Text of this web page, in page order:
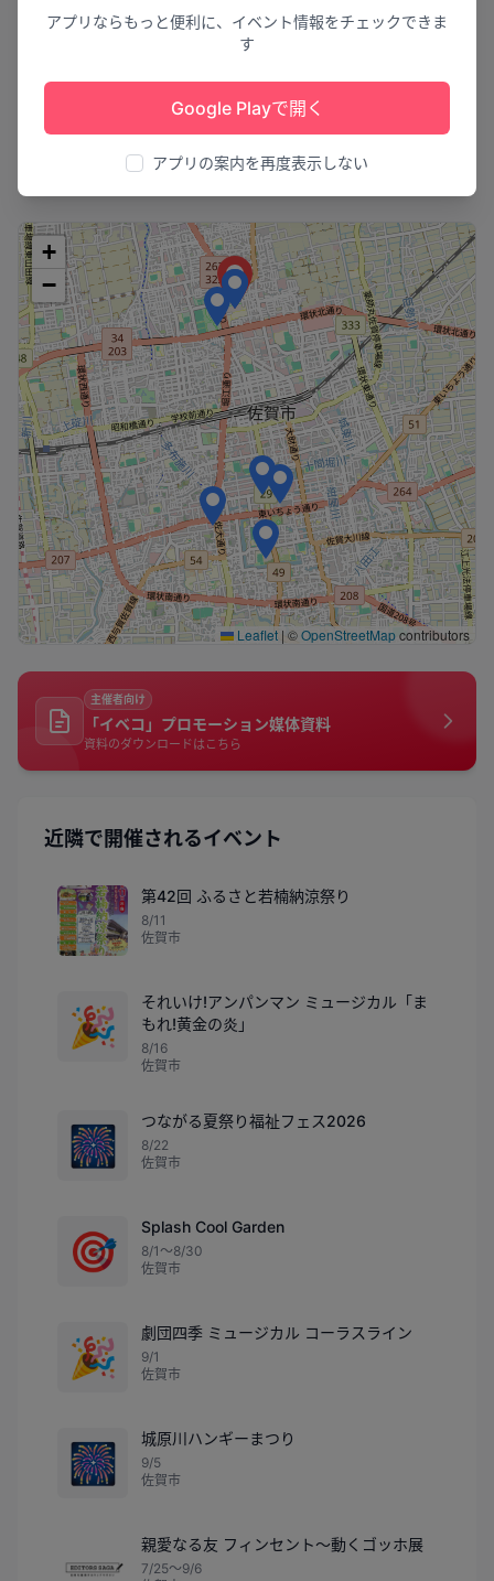
アプリならもっと便利に、イベント情報をチェックできま
す
Google Playで開く
アプリの案内を再度表示しない
～
2
くらなが大蛇山
+
−
Leaflet | ©OpenStreetMapcontributors
主催者向け
「イベコ」プロモーション媒体資料
資料のダウンロードはこちら
近隣で開催されるイベント
第42回 ふるさと若楠納涼祭り
8/11
佐賀市
🎉
それいけ!アンパンマン ミュージカル「ま
もれ!黄金の炎」
8/16
佐賀市
🎆
つながる夏祭り福祉フェス2026
8/22
佐賀市
🎯
Splash Cool Garden
8/1〜8/30
佐賀市
🎉
劇団四季 ミュージカル コーラスライン
9/1
佐賀市
🎆
城原川ハンギーまつり
9/5
佐賀市
親愛なる友 フィンセント～動くゴッホ展
7/25〜9/6